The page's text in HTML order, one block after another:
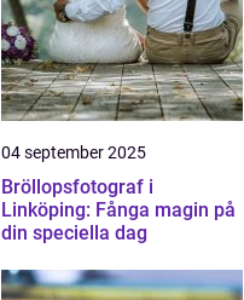
04 september 2025
Bröllopsfotograf i
Linköping: Fånga magin på
din speciella dag